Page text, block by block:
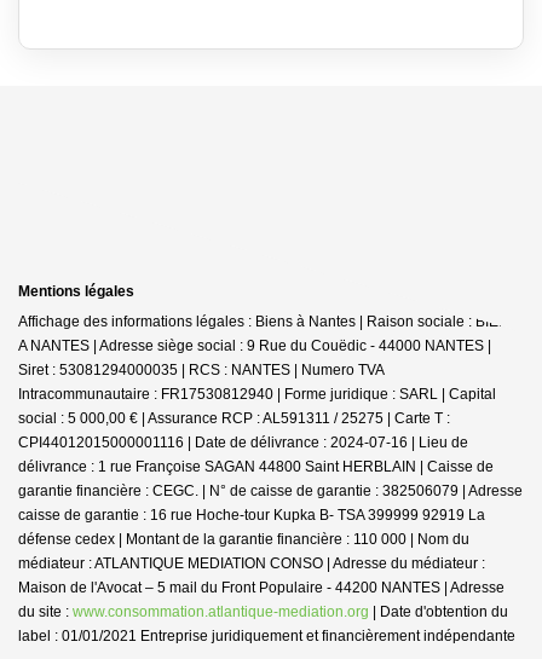
Mentions légales
Affichage des informations légales : Biens à Nantes | Raison sociale : BIENS
A NANTES | Adresse siège social : 9 Rue du Couëdic - 44000 NANTES |
Siret : 53081294000035 | RCS : NANTES | Numero TVA
Intracommunautaire : FR17530812940 | Forme juridique : SARL | Capital
social : 5 000,00 € | Assurance RCP : AL591311 / 25275 | Carte T :
CPI44012015000001116 | Date de délivrance : 2024-07-16 | Lieu de
délivrance : 1 rue Françoise SAGAN 44800 Saint HERBLAIN | Caisse de
garantie financière : CEGC. | N° de caisse de garantie : 382506079 | Adresse
caisse de garantie : 16 rue Hoche-tour Kupka B- TSA 399999 92919 La
défense cedex | Montant de la garantie financière : 110 000 | Nom du
médiateur : ATLANTIQUE MEDIATION CONSO | Adresse du médiateur :
Maison de l'Avocat – 5 mail du Front Populaire - 44200 NANTES | Adresse
du site : www.consommation.atlantique-mediation.org | Date d'obtention du
label : 01/01/2021 Entreprise juridiquement et financièrement indépendante